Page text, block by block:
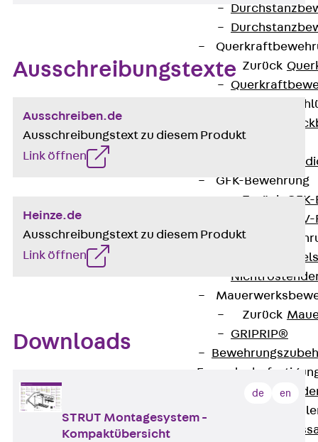
Zurück
FERBOX®
GFK-Bewehrung
Zurück
FIBERNOX®
Zurück
GRIPRIP®
Zurück
Ausschreibungstexte
Ausschreiben.de
Ausschreibungstext zu diesem Produkt
Link öffnen
Heinze.de
Ausschreibungstext zu diesem Produkt
Link öffnen
Downloads
de en
STRUT Montagesystem -
Kompaktübersicht